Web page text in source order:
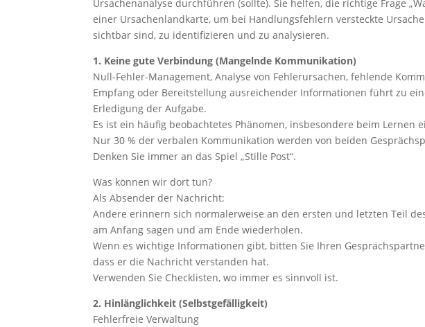
Ursachenanalyse durchführen (sollte). Sie helfen, die richtige Frage
einer Ursachenlandkarte, um bei Handlungsfehlern versteckte
sichtbar sind, zu identifizieren und zu analysieren.
1. Keine gute Verbindung (Mangelnde Kommunikation)
Null-Fehler-Management, Analyse von Fehlerursachen, fehlende
Empfang oder Bereitstellung ausreichender Informationen führt zu
Erledigung der Aufgabe.
Es ist ein häufig beobachtetes Phänomen, insbesondere beim Lernen
Nur 30 % der verbalen Kommunikation werden von beiden
Denken Sie immer an das Spiel „Stille Post“.
Was können wir dort tun?
Als Absender der Nachricht:
Andere erinnern sich normalerweise an den ersten und letzten Teil
am Anfang sagen und am Ende wiederholen.
Wenn es wichtige Informationen gibt, bitten Sie Ihren
dass er die Nachricht verstanden hat.
Verwenden Sie Checklisten, wo immer es sinnvoll ist.
2. Hinlänglichkeit (Selbstgefälligkeit)
Fehlerfreie Verwaltung